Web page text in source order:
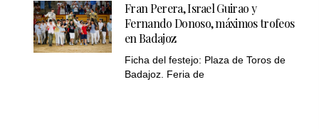
Fran Perera, Israel Guirao y
Fernando Donoso, máximos trofeos
en Badajoz
Ficha del festejo: Plaza de Toros de
Badajoz. Feria de